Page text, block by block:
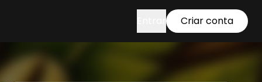
Criar conta